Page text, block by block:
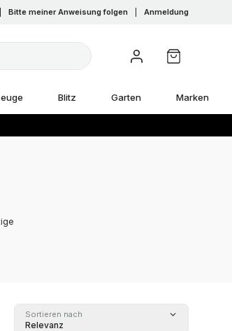
Bitte meiner Anweisung folgen Anmeldung
Blitz Garten Marken
Sortieren nach
Relevanz